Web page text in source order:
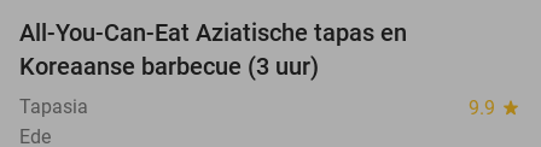
All-You-Can-Eat Aziatische tapas en
Koreaanse barbecue (3 uur)
Tapasia 9.9 star
Ede